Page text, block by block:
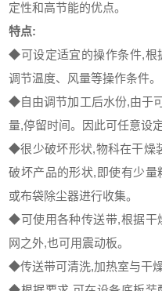
定性和高节能的优点。
特点:
◆可设定适宜的操作条件,根
调节温度、风量等操作条件。
◆自由调节加工后水份,由于
量,停留时间。因此可任意设
◆很少破坏形状,物科在干燥
破坏产品的形状, 即使有少量
或布袋除尘器进行收集。
◆可使用各种传送带,根据干
网之外,也可用震动板。
◆传送带可清洗,加热室与干